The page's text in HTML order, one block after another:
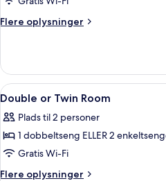
Double
Flere oplysninger
Flere
Double
Room
Indlæs
alle
billeder
af
Double
or
4
Double or Twin Room
Plads til 2 personer
1 dobbeltseng ELLER 2
Gratis Wi-Fi
Flere oplysninger
Flere